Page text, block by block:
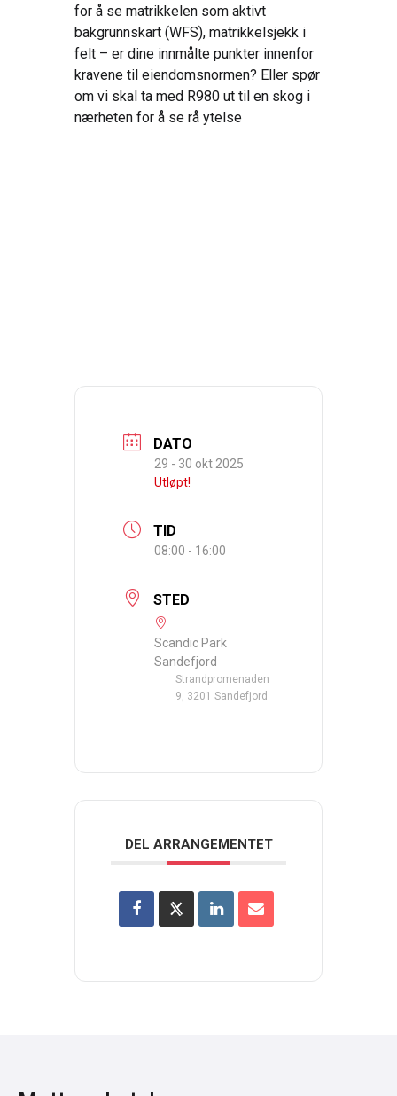
for å se matrikkelen som aktivt
bakgrunnskart (WFS), matrikkelsjekk i
felt – er dine innmålte punkter innenfor
kravene til eiendomsnormen? Eller spør
om vi skal ta med R980 ut til en skog i
nærheten for å se rå ytelse
DATO
29 - 30 okt 2025
Utløpt!
TID
08:00 - 16:00
STED
Scandic Park
Sandefjord
Strandpromenaden
9, 3201 Sandefjord
DEL ARRANGEMENTET